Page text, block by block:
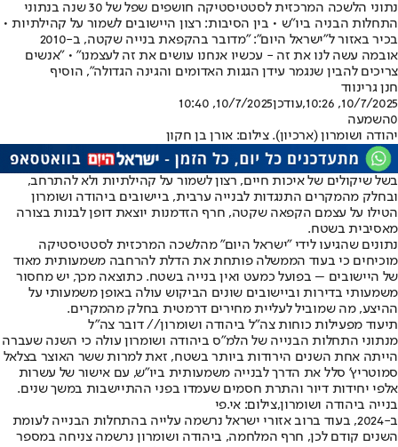
נתוני הלשכה המרכזית לסטטיסטיקה חושפים שפל של 30 שנה בנתוני
התחלות הבניה ביו"ש • בין הסיבות: רצון היישובים לשמור על קהילתיות •
בכיר באזור ל"ישראל היום": "מדובר בהקפאת בנייה שקטה, ב-2010
אובמה עשה לנו את זה - עכשיו אנחנו עושים את זה לעצמנו" • "אנשים
צריכים להבין שנגמר עידן הגגות האדומים והגינה הגדולה", הוסיף
חנן גרינווד
10/7/2025, 10:26
,עודכן10/7/2025, 10:40
0השמעה
יהודה ושומרון (ארכיון). צילום: אורן בן חקון
בשל שיקולים של איכות חיים, רצון לשמור על קהילתיות ולא להתרחב,
ובחלק מהמקרים התנגדות לבנייה ערבית, ביישובים ביהודה ושומרון
הטילו על עצמם הקפאה שקטה, חרף הזדמנות יוצאת דופן לבנות בצורה
מאסיבית בשטח.
נתונים שהגיעו לידי "ישראל היום" מהלשכה המרכזית לסטטיסטיקה
מוכיחים כי בעוד הממשלה פותחת את הדלת להרחבה משמעותית מאוד
של היישובים – בפועל כמעט ואין בנייה בשטח. כתוצאה מכך, יש מחסור
משמעותי בדירות וביישובים שונים הביקוש עולה באופן משמעותי על
ההיצע, מה שמוביל לעליית מחירים דרמטית בחלק מהמקרים.
תיעוד מפעילות כוחות צה"ל ביהודה ושומרון// דובר צה"ל
מנתוני התחלות הבנייה של הלמ"ס ביהודה ושומרון עולה כי השנה שעברה
הייתה אחת השנים הירודות ביותר בשטח, זאת למרות ששר האוצר בצלאל
סמוטריץ' סלל את הדרך לבנייה משמעותית ביו"ש, עם אישור של עשרות
אלפי יחידות דיור והתרת חסמים שעמדו בפני ההתיישבות במשך שנים.
בנייה ביהודה ושומרון,צילום: אי.פי
ב-2024, בעוד ברוב אזורי ישראל נרשמה עלייה בהתחלות הבנייה לעומת
השנים קודם לכן, חרף המלחמה, ביהודה ושומרון נרשמה צניחה במספר